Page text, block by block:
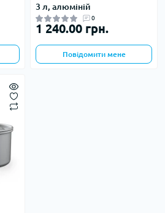
3 л, алюміній
0
1 240.00 грн.
Повідомити мене